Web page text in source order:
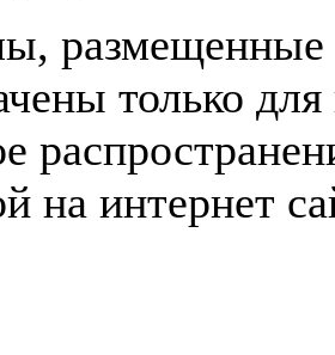
размещенные
только
на интернет